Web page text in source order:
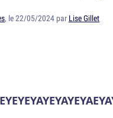
, le 22/05/2024 par Lise Gillet